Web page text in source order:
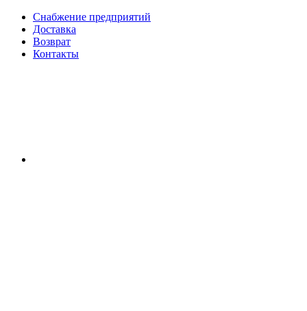
Снабжение предприятий
Доставка
Возврат
Контакты